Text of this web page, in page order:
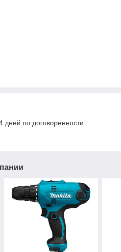
дней по договоренности